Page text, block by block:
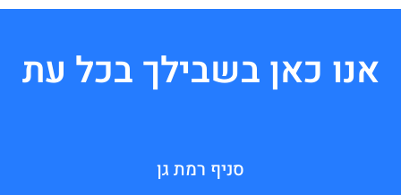
אנו כאן בשבילך בכל עת
סניף רמת גן